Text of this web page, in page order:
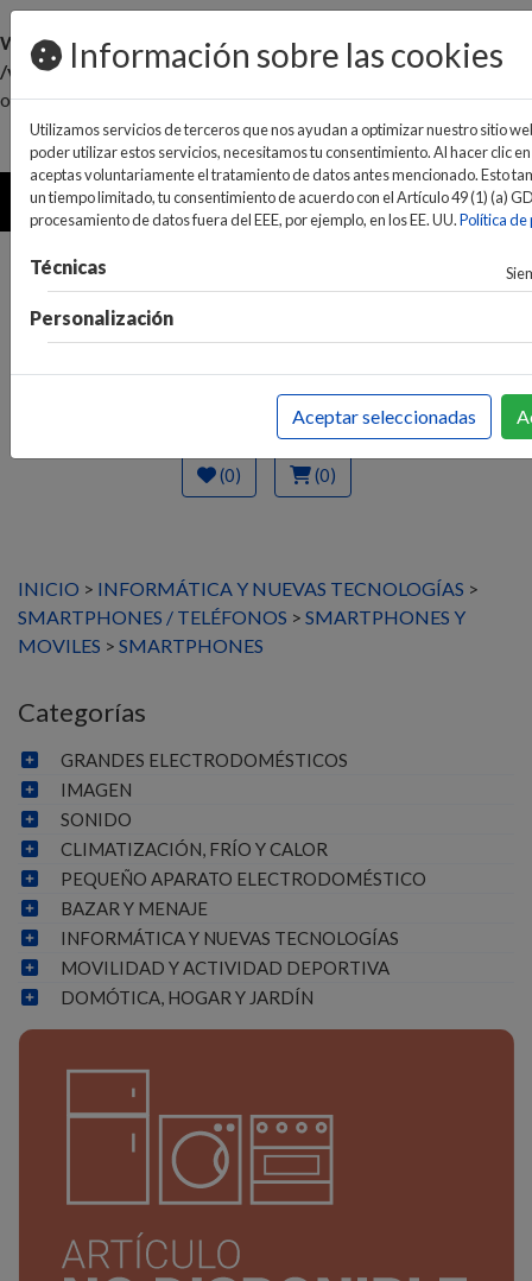
Warning: Invalid argument supplied for foreach() in
/var/www/vhosts/ideaelectrodomesticos.com/httpdocs/
on line466
pedidos@ideaelectrodomesticos.com
924 047 836
MENU
(0) (0)
INICIO > INFORMÁTICA Y NUEVAS TECNOLOGÍAS >
SMARTPHONES / TELÉFONOS > SMARTPHONES Y
MOVILES > SMARTPHONES
Categorías
GRANDES ELECTRODOMÉSTICOS
IMAGEN
SONIDO
CLIMATIZACIÓN, FRÍO Y CALOR
PEQUEÑO APARATO ELECTRODOMÉSTICO
BAZAR Y MENAJE
INFORMÁTICA Y NUEVAS TECNOLOGÍAS
MOVILIDAD Y ACTIVIDAD DEPORTIVA
DOMÓTICA, HOGAR Y JARDÍN
Información sobre las cookies
Utilizamos servicios de terceros que nos ayudan a optimizar nuestro sitio
poder utilizar estos servicios, necesitamos tu consentimiento. Al hacer clic
aceptas voluntariamente el tratamiento de datos antes mencionado. Esto
un tiempo limitado, tu consentimiento de acuerdo con el Artículo 49 (1) (a)
procesamiento de datos fuera del EEE, por ejemplo, en los EE. UU.Política
Técnicas
Personalización
Aceptar seleccionadas